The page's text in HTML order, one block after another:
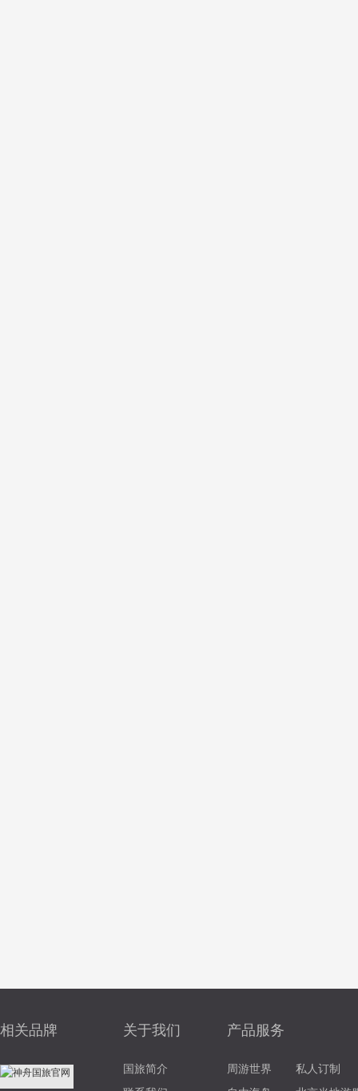
相关品牌 关于我们
国旅简介
产品服务
周游世界
私人订制